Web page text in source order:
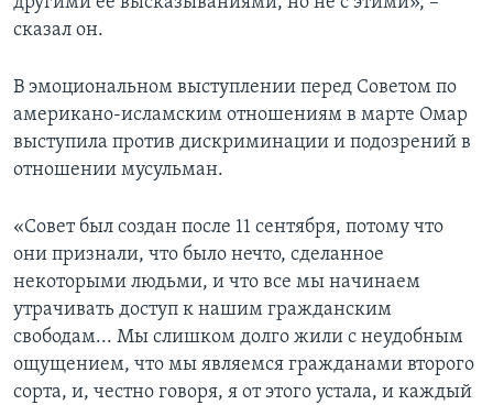
сказал он.
В эмоциональном выступлении перед Советом по
американо-исламским отношениям в марте Омар
выступила против дискриминации и подозрений в
отношении мусульман.
«Совет был создан после 11 сентября, потому что
они признали, что было нечто, сделанное
некоторыми людьми, и что все мы начинаем
утрачивать доступ к нашим гражданским
свободам... Мы слишком долго жили с неудобным
ощущением, что мы являемся гражданами второго
сорта, и, честно говоря, я от этого устала, и каждый